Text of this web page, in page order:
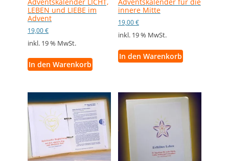
LEBEN und LIEBE im
Advent
19,00€
inkl. 19 % MwSt.
In den Warenkorb
innere Mitte
19,00€
inkl. 19 % MwSt.
In den Warenkorb